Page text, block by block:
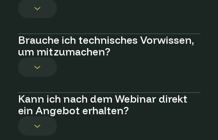
Das Webinar dauert ca. 45 Minuten. Sie erhalten
einen Überblick über aktuelle Photovoltaik-
Brauche ich technisches Vorwissen,
um mitzumachen?
Nein – alles wird einfach, verständlich und auf
Augenhöhe erklärt. Auch für absolute PV-
Kann ich nach dem Webinar direkt
ein Angebot erhalten?